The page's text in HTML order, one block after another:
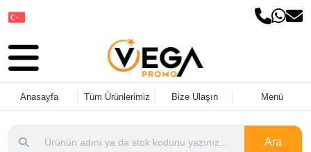
Anasayfa Tüm Ürünlerimiz Bize Ulaşın Menü
Ara